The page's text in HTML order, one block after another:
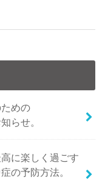
めの
らせ。
に楽しく過ごす
の予防方法。